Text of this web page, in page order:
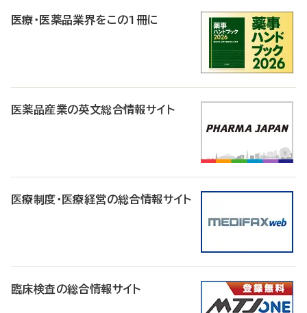
医療・医薬品業界をこの1冊に
医薬品産業の英文総合情報サイト
医療制度・医療経営の総合情報サイト
臨床検査の総合情報サイト